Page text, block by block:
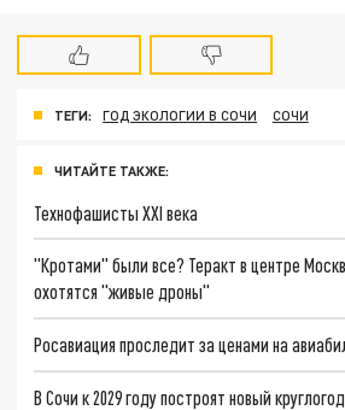
ТЕГИ: ГОД ЭКОЛОГИИ В СОЧИ СОЧИ
ЧИТАЙТЕ ТАКЖЕ:
Технофашисты XXI века
"Кротами" были все? Теракт в центре
охотятся "живые дроны"
Росавиация проследит за ценами на
В Сочи к 2029 году построят новый